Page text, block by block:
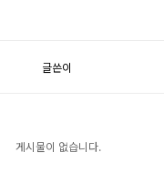
글쓴이
게시물이 없습니다.